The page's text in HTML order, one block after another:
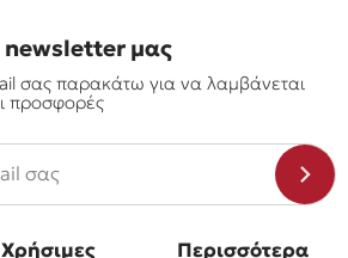
newsletter μας
σας παρακάτω για να λαμβάνεται
προσφορές
Χρήσιμες Περισσότερα